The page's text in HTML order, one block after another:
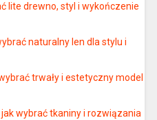
lite drewno, styl i wykończenie
naturalny len dla stylu i
trwały i estetyczny model
wybrać tkaniny i rozwiązania